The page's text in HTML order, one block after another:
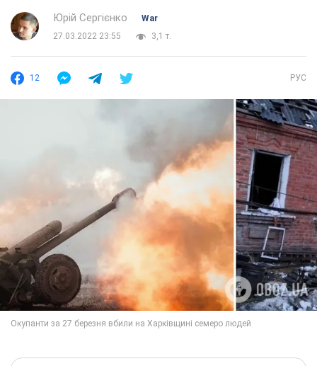
Юрій Сергієнко
War
27.03.2022 23:55
3,1 т.
12 РУС